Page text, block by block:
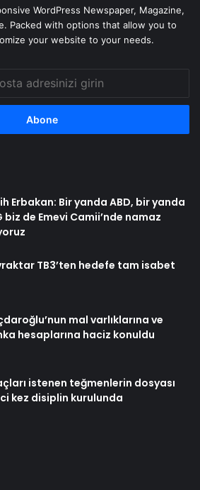
WordPress Newspaper, Magazine,
Packed with options that allow you to
your website to your needs.
Erbakan: Bir yanda ABD, bir yanda
biz de Emevi Camii’nde namaz
TB3’ten hedefe tam isabet
mal varlıklarına ve
hesaplarına haciz konuldu
istenen teğmenlerin dosyası
kez disiplin kurulunda